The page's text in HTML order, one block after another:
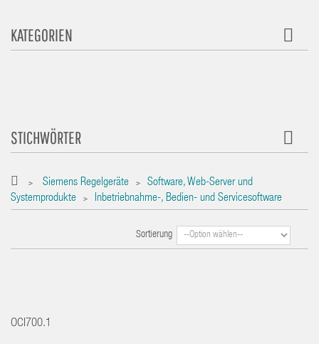
KATEGORIEN
STICHWÖRTER
> Siemens Regelgeräte >
Software, Web-Server und
Systemprodukte
> Inbetriebnahme-, Bedien- und Servicesoftware
Sortierung
OCI700.1